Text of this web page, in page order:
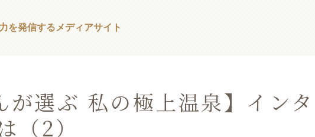
を発信する メディアサイト
が選ぶ 私の極上温泉】インタ
（2）